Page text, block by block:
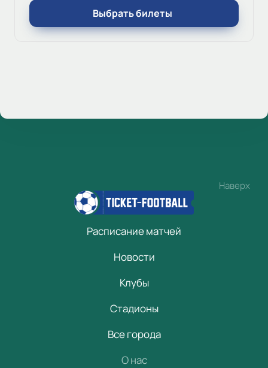
Выбрать билеты
Наверх
Расписание матчей
Новости
Клубы
Стадионы
Все города
О нас